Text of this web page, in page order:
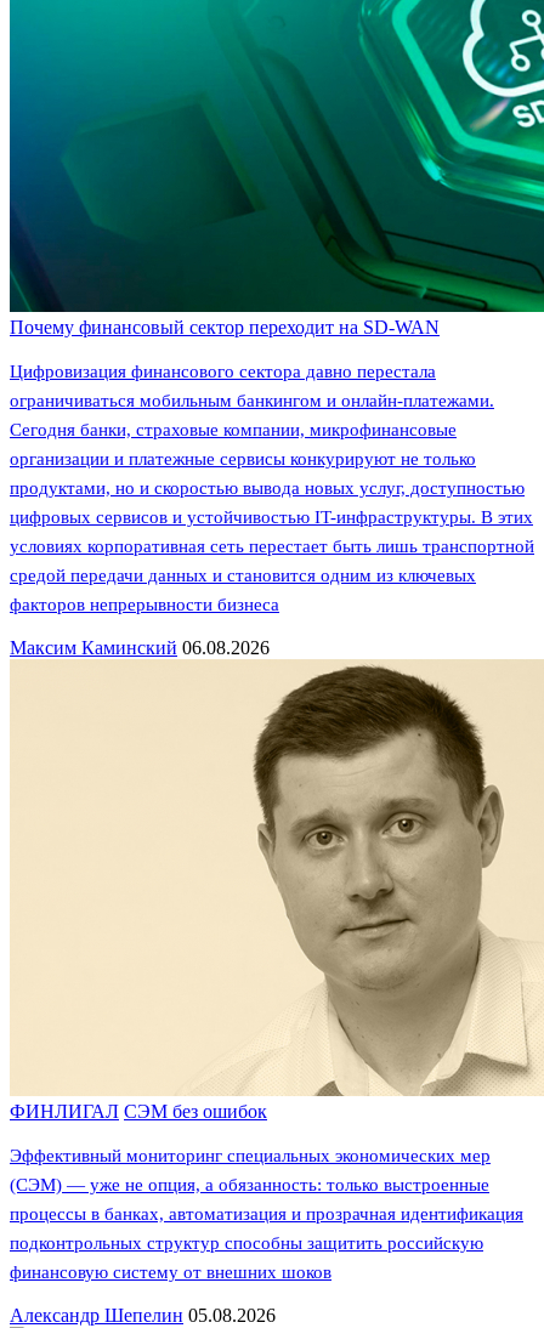
Почему финансовый сектор переходит на SD-WAN
Цифровизация финансового сектора давно перестала
ограничиваться мобильным банкингом и онлайн-платежами.
Сегодня банки, страховые компании, микрофинансовые
организации и платежные сервисы конкурируют не только
продуктами, но и скоростью вывода новых услуг, доступностью
цифровых сервисов и устойчивостью IT-инфраструктуры. В этих
условиях корпоративная сеть перестает быть лишь транспортной
средой передачи данных и становится одним из ключевых
факторов непрерывности бизнеса
Максим Каминский 06.08.2026
ФИНЛИГАЛ СЭМ без ошибок
Эффективный мониторинг специальных экономических мер
(СЭМ) — уже не опция, а обязанность: только выстроенные
процессы в банках, автоматизация и прозрачная идентификация
подконтрольных структур способны защитить российскую
финансовую систему от внешних шоков
Александр Шепелин 05.08.2026